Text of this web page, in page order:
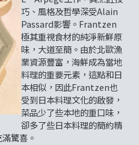
巧、風格及哲學深受Alain
Passard影響。Frantzen
極其重視食材的純淨新鮮原
味，大道至簡。由於北歐漁
業資源豐富，海鮮成為當地
料理的重要元素，這點和日
本相似，因此Frantzen也
受到日本料理文化的啟發，
菜品少了些本地的重口味，
卻多了些日本料理的簡約精
驚喜。